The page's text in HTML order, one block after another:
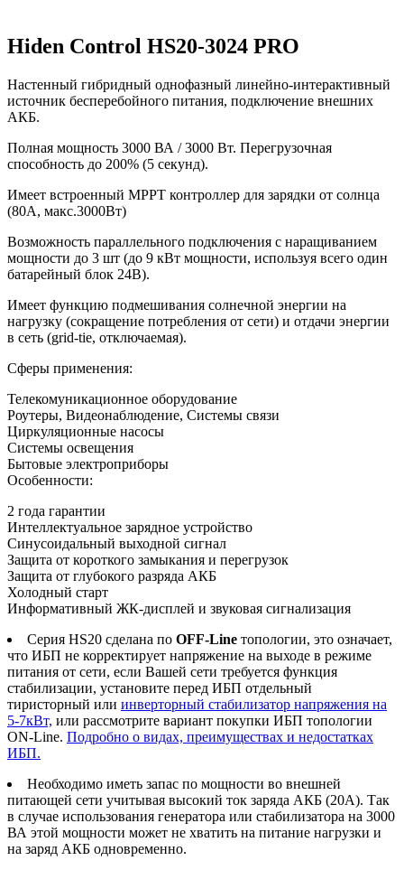
Hiden Control HS20-3024 PRO
Настенный гибридный однофазный линейно-интерактивный
источник бесперебойного питания, подключение внешних
АКБ.
Полная мощность 3000 ВА / 3000 Вт. Перегрузочная
способность до 200% (5 секунд).
Имеет встроенный MPPT контроллер для зарядки от солнца
(80А, макс.3000Вт)
Возможность параллельного подключения с наращиванием
мощности до 3 шт (до 9 кВт мощности, используя всего один
батарейный блок 24В).
Имеет функцию подмешивания солнечной энергии на
нагрузку (сокращение потребления от сети) и отдачи энергии
в сеть (grid-tie, отключаемая).
Сферы применения:
Телекомуникационное оборудование
Роутеры, Видеонаблюдение, Системы связи
Циркуляционные насосы
Системы освещения
Бытовые электроприборы
Особенности:
2 года гарантии
Интеллектуальное зарядное устройство
Синусоидальный выходной сигнал
Защита от короткого замыкания и перегрузок
Защита от глубокого разряда АКБ
Холодный старт
Информативный ЖК-дисплей и звуковая сигнализация
Серия HS20 сделана по OFF-Line топологии, это означает,
что ИБП не корректирует напряжение на выходе в режиме
питания от сети, если Вашей сети требуется функция
стабилизации, установите перед ИБП отдельный
тиристорный или инверторный стабилизатор напряжения на
5-7кВт, или рассмотрите вариант покупки ИБП топологии
ON-Line. Подробно о видах, преимуществах и недостатках
ИБП.
Необходимо иметь запас по мощности во внешней
питающей сети учитывая высокий ток заряда АКБ (20А). Так
в случае использования генератора или стабилизатора на 3000
ВА этой мощности может не хватить на питание нагрузки и
на заряд АКБ одновременно.